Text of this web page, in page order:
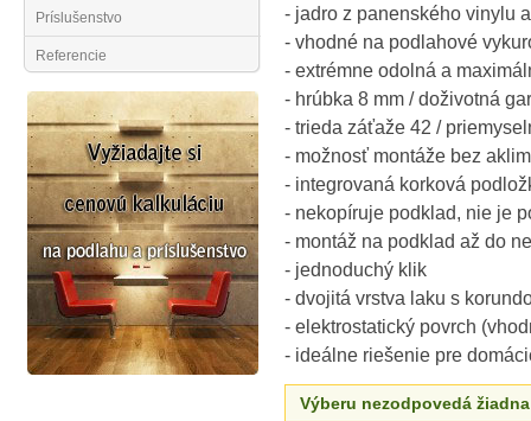
Príslušenstvo
Referencie
- jadro z panenského vinylu
- vhodné na podlahové
- extrémne odolná a
- hrúbka 8 mm / doživotná
- trieda záťaže 42 /
- možnosť montáže bez
- integrovaná korková
- nekopíruje podklad, nie je
- montáž na podklad až do
- jednoduchý klik
- dvojitá vrstva laku s
- elektrostatický povrch
- ideálne riešenie pre
Výberu nezodpovedá